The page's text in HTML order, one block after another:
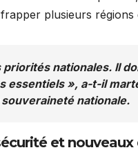
plusieurs régions
nationales. Il
essentiels », a-t-il
nationale.
et nouveaux